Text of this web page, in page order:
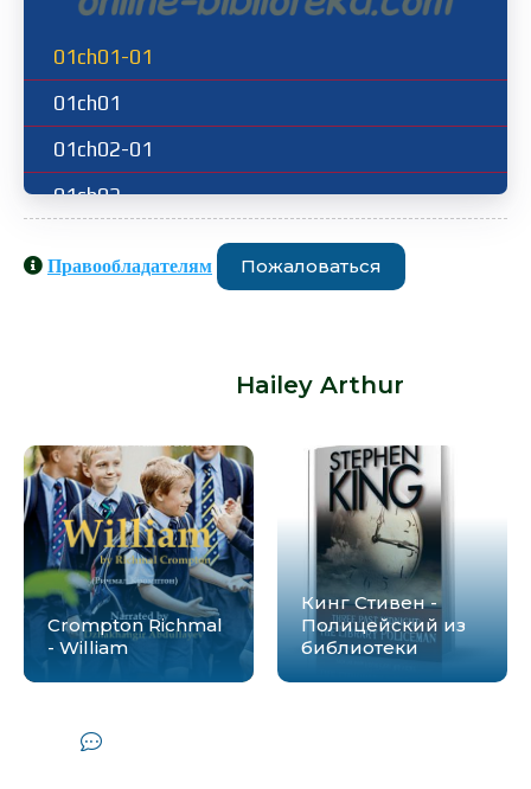
01ch01-01
01ch01
01ch02-01
01ch02
01ch08
01ch09
01ch10
01ch11
02ch01
02ch03
Правообладателям Пожаловаться
Hailey Arthur
Crompton Richmal
- William
Кинг Стивен -
Полицейский из
библиотеки